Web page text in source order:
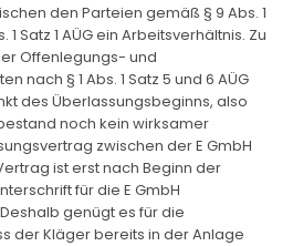
den Parteien gemäß § 9 Abs. 1
1 Satz 1 AÜG ein Arbeitsverhältnis. Zu
Offenlegungs- und
nach § 1 Abs. 1 Satz 5 und 6 AÜG
des Überlassungsbeginns, also
noch kein wirksamer
zwischen der E GmbH
ist erst nach Beginn der
für die E GmbH
genügt es für die
der Kläger bereits in der Anlage